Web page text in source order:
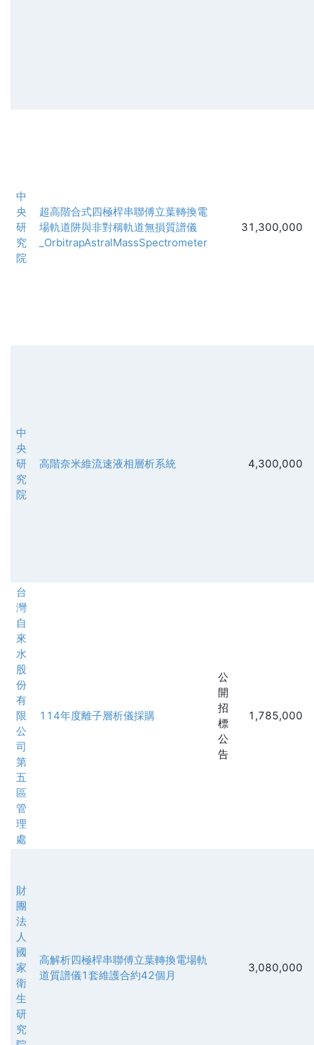
中
央
研
究
院
超高階合式四極桿串聯傅立葉轉換電
場軌道阱與非對稱軌道無損質譜儀
_OrbitrapAstralMassSpectrometer
31,300,000
中
央
研
究
院
高階奈米維流速液相層析系統 4,300,000
台
灣
自
來
水
股
份
有
限
公
司
第
五
區
管
理
處
114年度離子層析儀採購
公
開
招
標
公
告
1,785,000
財
團
法
人
國
家
衛
生
研
究
高解析四極桿串聯傅立葉轉換電場軌
道質譜儀1套維護合約42個月
3,080,000